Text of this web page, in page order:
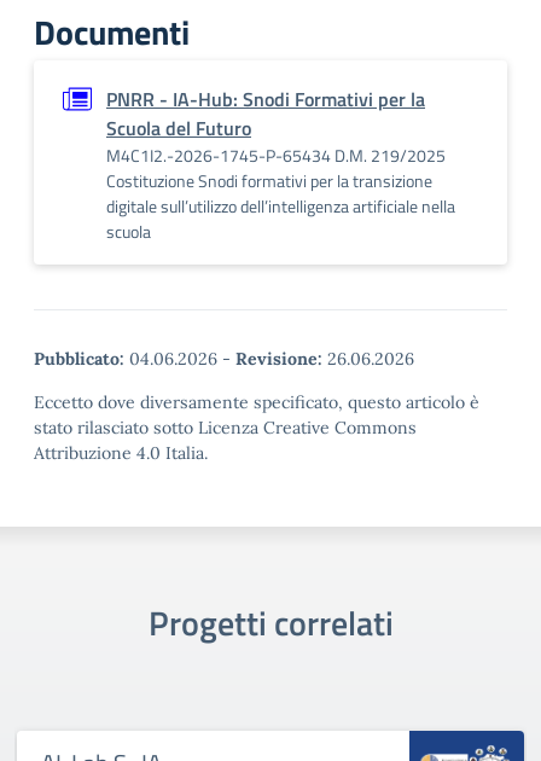
Documenti
PNRR - IA-Hub: Snodi Formativi per la
Scuola del Futuro
M4C1I2.-2026-1745-P-65434 D.M. 219/2025
Costituzione Snodi formativi per la transizione
digitale sull’utilizzo dell’intelligenza artificiale nella
scuola
Pubblicato: 04.06.2026 - Revisione: 26.06.2026
Eccetto dove diversamente specificato, questo articolo è
stato rilasciato sotto Licenza Creative Commons
Attribuzione 4.0 Italia.
Progetti correlati